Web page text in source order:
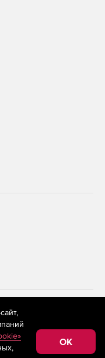
применяются
технологии
сбора,
к
OK